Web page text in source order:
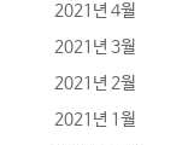
2021년 4월
2021년 3월
2021년 2월
2021년 1월